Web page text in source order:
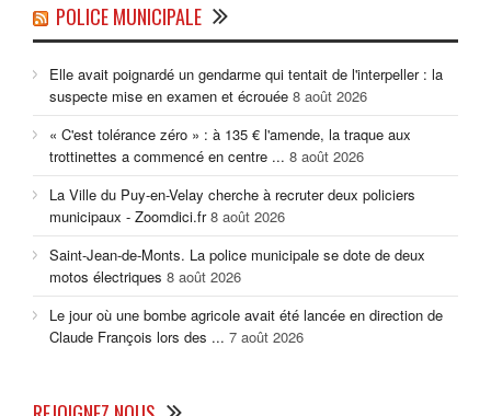
POLICE MUNICIPALE
Elle avait poignardé un gendarme qui tentait de l'interpeller : la
suspecte mise en examen et écrouée 8 août 2026
« C'est tolérance zéro » : à 135 € l'amende, la traque aux
trottinettes a commencé en centre ... 8 août 2026
La Ville du Puy-en-Velay cherche à recruter deux policiers
municipaux - Zoomdici.fr 8 août 2026
Saint-Jean-de-Monts. La police municipale se dote de deux
motos électriques 8 août 2026
Le jour où une bombe agricole avait été lancée en direction de
Claude François lors des ... 7 août 2026